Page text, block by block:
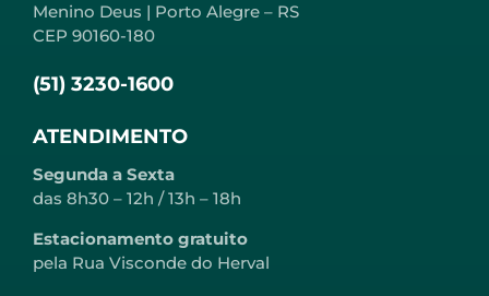
Menino Deus | Porto Alegre – RS
CEP 90160-180
(51) 3230-1600
ATENDIMENTO
Segunda a Sexta
das 8h30 – 12h / 13h – 18h
Estacionamento gratuito
pela Rua Visconde do Herval